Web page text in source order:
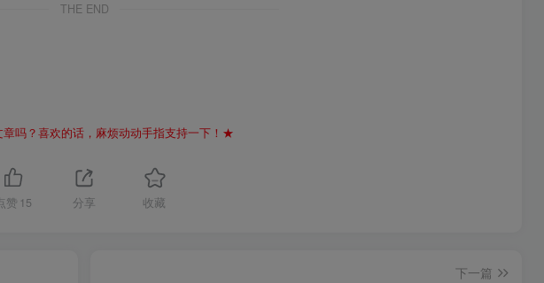
THE END
吗？喜欢的话，麻烦动动手指支持一下！★
赞 15 分享 收藏
下一篇